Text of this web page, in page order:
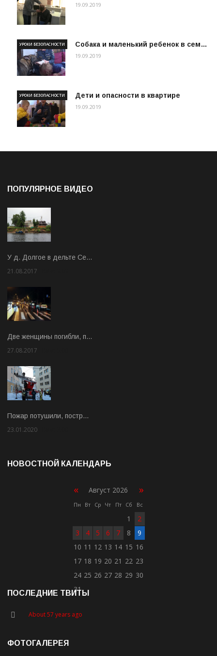
19.09.2019
Собака и маленький ребенок в сем…
УРОКИ БЕЗОПАСНОСТИ
19.09.2019
Дети и опасности в квартире
УРОКИ БЕЗОПАСНОСТИ
19.09.2019
ПОПУЛЯРНОЕ ВИДЕО
У д. Долгое в дельте Се…
21.08.2017
Две женщины погибли, п…
27.08.2017
Пожар потушили, постр…
23.01.2020
НОВОСТНОЙ КАЛЕНДАРЬ
« Август 2026 »
Пн Вт Ср Чт Пт Сб Вс
1
2
3
4 5 6 7 8
9
10 11 12 13 14 15 16
17 18 19 20 21 22 23
24 25 26 27 28 29 30
31
ПОСЛЕДНИЕ ТВИТЫ
About 57 years ago
ФОТОГАЛЕРЕЯ